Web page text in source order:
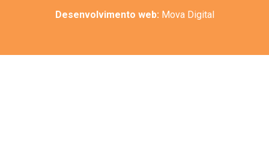
Desenvolvimento web: Mova Digital